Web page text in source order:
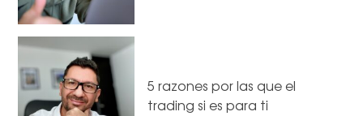
5 razones por las que el
trading si es para ti